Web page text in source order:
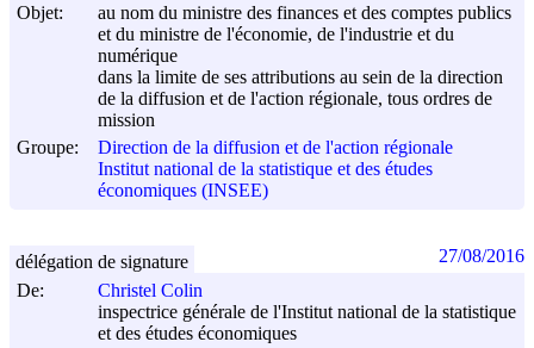
Objet:
au nom du ministre des finances et des comptes publics
et du ministre de l'économie, de l'industrie et du
numérique
dans la limite de ses attributions au sein de la direction
de la diffusion et de l'action régionale, tous ordres de
mission
Groupe:
Direction de la diffusion et de l'action régionale
Institut national de la statistique et des études
économiques (INSEE)
De:
Christel Colin
inspectrice générale de l'Institut national de la statistique
et des études économiques
délégation de signature 27/08/2016